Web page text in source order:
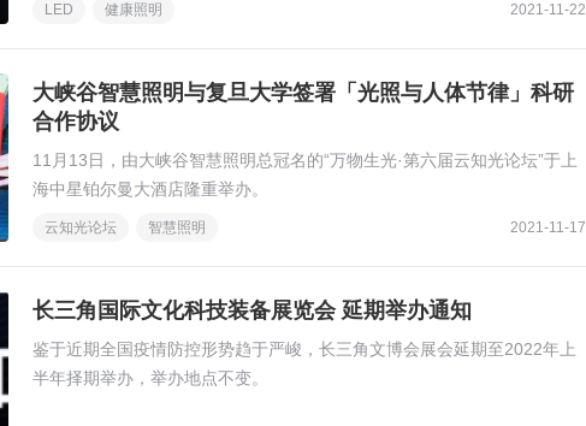
LED 健康照明 2021-11-22
大峡谷智慧照明与复旦大学签署「光照与人体节律」科研
合作协议
11月13日，由大峡谷智慧照明总冠名的“万物生光·第六届云知光论坛”于上
海中星铂尔曼大酒店隆重举办。
云知光论坛 智慧照明 2021-11-17
长三角国际文化科技装备展览会 延期举办通知
鉴于近期全国疫情防控形势趋于严峻，长三角文博会展会延期至2022年上
半年择期举办，举办地点不变。